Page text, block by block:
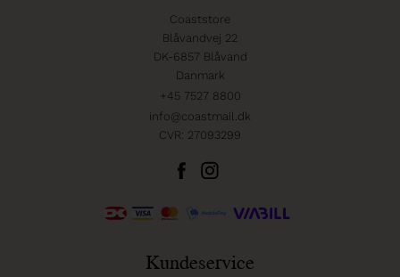
Coaststore
Blåvandvej 22
DK-6857 Blåvand
Danmark
+45 7527 8800
info@coastmail.dk
CVR: 27093299
Kundeservice